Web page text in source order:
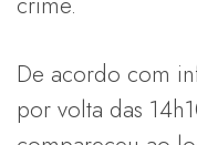
De acordo com
por volta das